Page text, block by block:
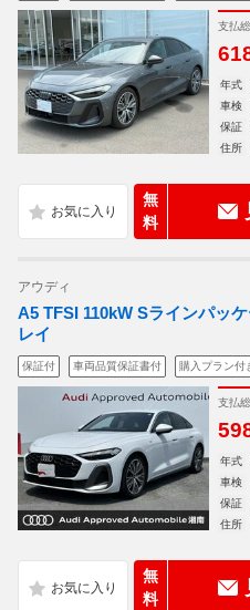
支払
年式
車検
保証
住所
無
料
アウディ
A5 TFSI 110kW Sラインパッ
レイ
保証付 車両品質保証書付 購入プラン付
支払
年式
車検
保証
住所
無
料